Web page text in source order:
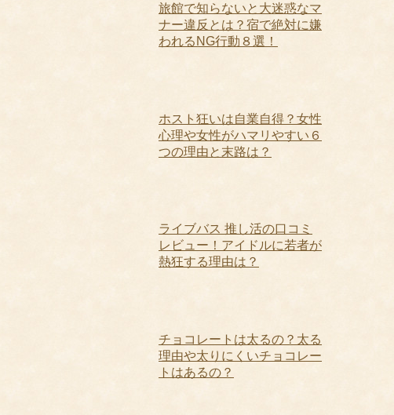
旅館で知らないと大迷惑なマ
ナー違反とは？宿で絶対に嫌
われるNG行動８選！
ホスト狂いは自業自得？女性
心理や女性がハマリやすい６
つの理由と末路は？
ライブバス 推し活の口コミ
レビュー！アイドルに若者が
熱狂する理由は？
チョコレートは太るの？太る
理由や太りにくいチョコレー
トはあるの？